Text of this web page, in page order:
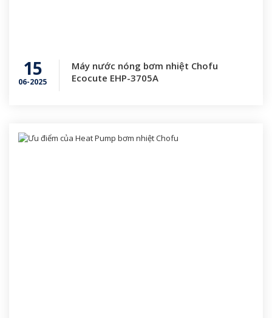
15
06-2025
Máy nước nóng bơm nhiệt Chofu
Ecocute EHP-3705A